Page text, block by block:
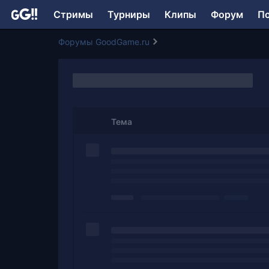
Стримы Турниры Клипы Форум
Форумы GoodGame.ru
Тема